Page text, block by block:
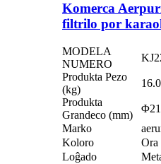
Komerca
filtrilo por
MODELA
NUMERO
Produkta Pezo
(kg)
Produkta
Grandeco (mm)
Marko
Koloro
Ora
Loĝado